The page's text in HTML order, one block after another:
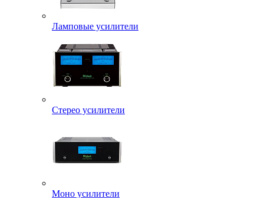
Ламповые усилители
Стерео усилители
Моно усилители